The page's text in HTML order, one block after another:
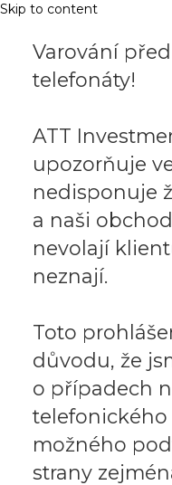
Skip to content
Varování
telefonáty!
ATT
upozorňuje
nedisponuje
a naši
nevolají
neznají.
Toto
důvodu, že
o případech
možného
strany